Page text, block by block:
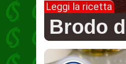
Leggi la ricetta
Brodo